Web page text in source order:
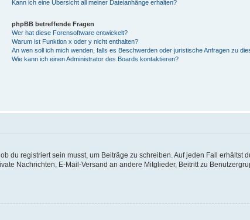
Kann ich eine Übersicht all meiner Dateianhänge erhalten?
phpBB betreffende Fragen
Wer hat diese Forensoftware entwickelt?
Warum ist Funktion x oder y nicht enthalten?
An wen soll ich mich wenden, falls es Beschwerden oder juristische Anfragen zu
Wie kann ich einen Administrator des Boards kontaktieren?
du registriert sein musst, um Beiträge zu schreiben. Auf jeden Fall erhältst
Nachrichten, E-Mail-Versand an andere Mitglieder, Beitritt zu